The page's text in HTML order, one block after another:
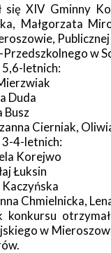
się XIV Gminny
Małgorzata
Przedszkolnego w
letnich:
Duda
Busz
Cierniak,
4-letnich:
Korejwo
Łuksin
Kaczyńska
Chmielnicka,
konkursu
w